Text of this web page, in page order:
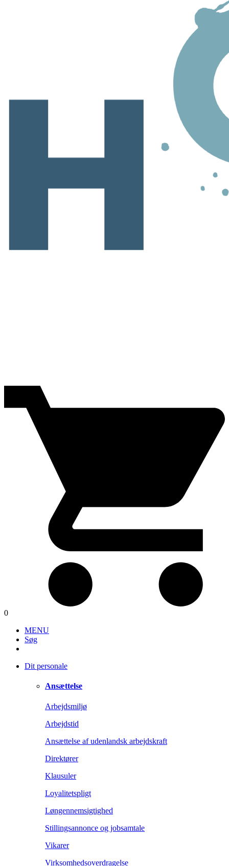
0
MENU
Søg
Dit personale
Ansættelse
Arbejdsmiljø
Arbejdstid
Ansættelse af udenlandsk arbejdskraft
Direktører
Klausuler
Loyalitetspligt
Løngennemsigtighed
Stillingsannonce og jobsamtale
Vikarer
Virksomhedsoverdragelse